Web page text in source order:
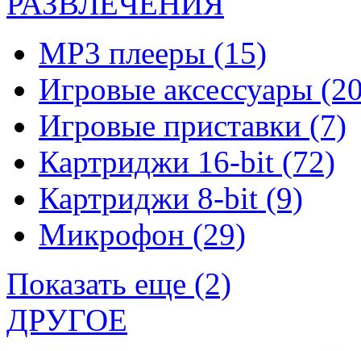
MP3 плееры (15)
Игровые аксессуары
Игровые приставки (7)
Картриджи 16-bit (72)
Картриджи 8-bit (9)
Микрофон (29)
Показать еще (2)
ДРУГОЕ